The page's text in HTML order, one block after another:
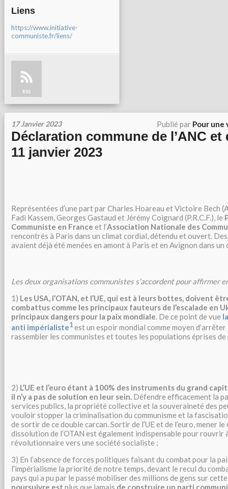
Liens
https://www.initiative-
communiste.fr/liens/
RSS
17 Janvier 2023 Publié par Pour une
Déclaration commune de l’ANC et
11 janvier 2023
Représentées d’une part par Charles Hoareau et Victoire Bech
Fadi Kassem, Georges Gastaud et Jérémy Coignard (P.R.C.F.), le
Communiste en France et l’Association Nationale des
rencontrés à Paris dans un climat cordial, détendu et ouvert.
avaient déjà été menées en amont à Paris et en Avignon dans
Les deux organisations communistes s’accordent pour affirmer
1) Les USA, l’OTAN, et l’UE, qui est à leurs bottes, doivent
combattus comme les principaux fauteurs de l’escalade en
principaux dangers pour la paix mondiale. De ce point de vue
anti impérialiste1 est un espoir mondial comme moyen d’arrêter
rassembler les communistes et toutes les populations éprises
2) L’UE et l’euro étant à 100% des instruments du grand
il n’y a pas de solution en leur sein. Défendre efficacement la
services publics, la propriété collective et la souveraineté des
vouloir stopper la criminalisation du communisme et la
de sortir de ce double carcan. Sortir de l’UE et de l’euro, mener
dissolution de l’OTAN est également indispensable pour rouvrir
révolutionnaire vers une société socialiste ;
3) En l’absence de forces politiques faisant du combat pour la
l’impérialisme la priorité de notre temps, devant le recul du
pays qui a pu par le passé mobiliser des millions de gens sur
poursuivre est plus que jamais de construire un parti